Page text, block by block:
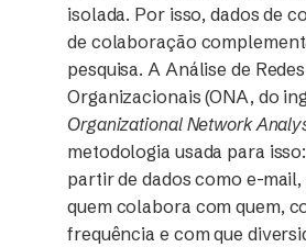
isolada. Por isso, dados de
de colaboração
pesquisa. A Análise de Redes
Organizacionais (ONA, do
Organizational Network
metodologia usada para
partir de dados como e-
quem colabora com quem,
frequência e com que